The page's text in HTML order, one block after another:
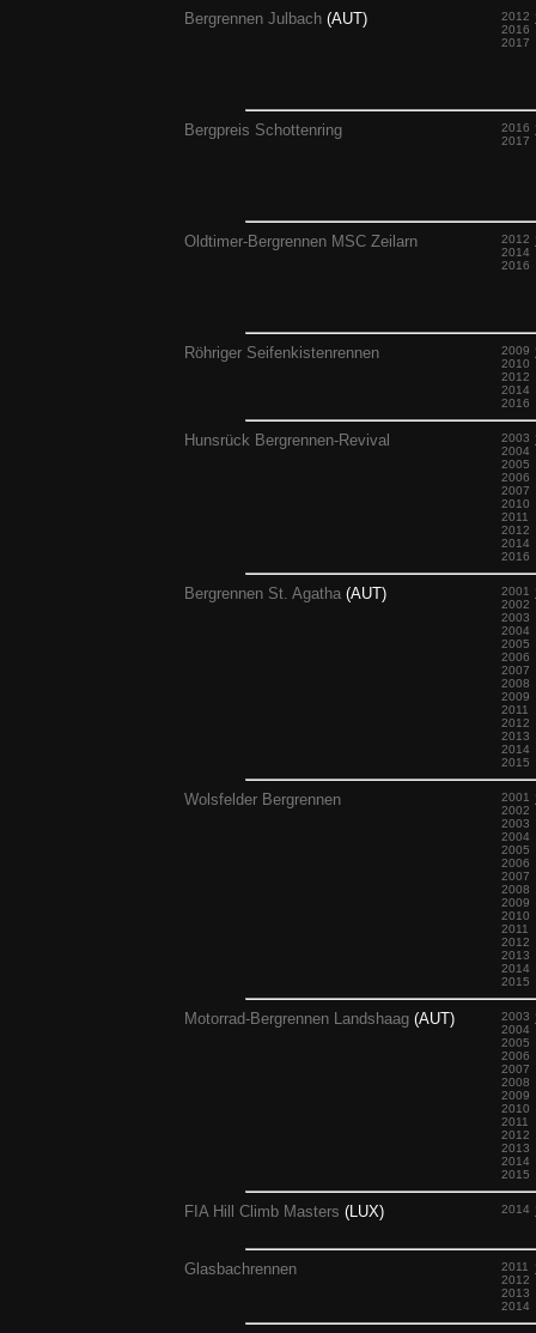
Bergrennen Julbach (AUT)
2012
2016
2017
Bergpreis Schottenring
2016
2017
Oldtimer-Bergrennen MSC Zeilarn
2012
2014
2016
Röhriger Seifenkistenrennen
2009
2010
2012
2014
2016
Hunsrück Bergrennen-Revival
2003
2004
2005
2006
2007
2010
2011
2012
2014
2016
Bergrennen St. Agatha (AUT)
2001
2002
2003
2004
2005
2006
2007
2008
2009
2011
2012
2013
2014
2015
Wolsfelder Bergrennen
2001
2002
2003
2004
2005
2006
2007
2008
2009
2010
2011
2012
2013
2014
2015
Motorrad-Bergrennen Landshaag (AUT)
2003
2004
2005
2006
2007
2008
2009
2010
2011
2012
2013
2014
2015
FIA Hill Climb Masters (LUX) 2014
Glasbachrennen
2011
2012
2013
2014